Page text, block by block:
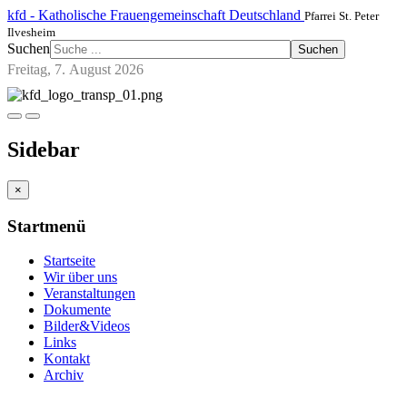
kfd - Katholische Frauengemeinschaft Deutschland Pfarrei St. Peter
Ilvesheim
Suchen Suchen
Freitag, 7. August 2026
Sidebar
×
Startmenü
Startseite
Wir über uns
Veranstaltungen
Dokumente
Bilder&Videos
Links
Kontakt
Archiv